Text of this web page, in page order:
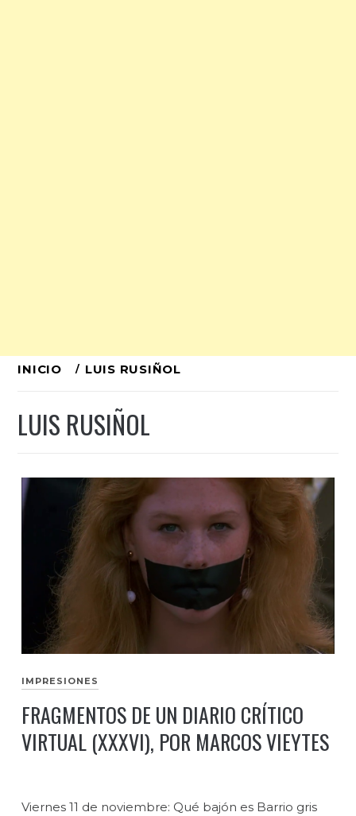
Ir
contenido
INICIO LUIS RUSIÑOL
LUIS RUSIÑOL
IMPRESIONES
FRAGMENTOS DE UN DIARIO CRÍTICO
VIRTUAL (XXXVI), POR MARCOS VIEYTES
Viernes 11 de noviembre: Qué bajón es Barrio gris